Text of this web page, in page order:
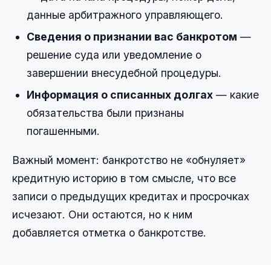
данные арбитражного управляющего.
Сведения о признании вас банкротом —
решение суда или уведомление о
завершении внесудебной процедуры.
Информация о списанных долгах — какие
обязательства были признаны
погашенными.
Важный момент: банкротство не «обнуляет»
кредитную историю в том смысле, что все
записи о предыдущих кредитах и просрочках
исчезают. Они остаются, но к ним
добавляется отметка о банкротстве.